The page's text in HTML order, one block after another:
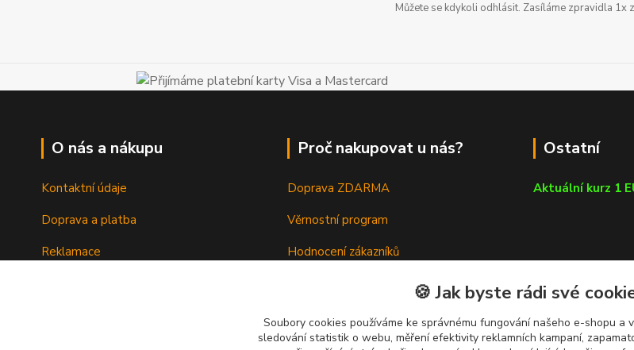
Můžete se kdykoli odhlásit. Zasíláme zpravidla 1x
O nás a nákupu
Kontaktní údaje
Doprava a platba
Reklamace
Proč nakupovat u nás?
Doprava ZDARMA
Věrnostní program
Hodnocení zákazníků
Zkušenosti a poradna
Ostatní
Aktuální kurz 1
🍪 Jak byste rádi své
Soubory cookies používáme ke správnému fungování našeho e-shopu a
sledování statistik o webu, měření efektivity reklamních kampaní,